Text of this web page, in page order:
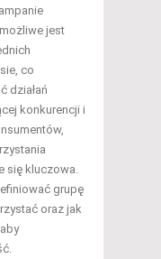
jest
co
działań
konkurencji i
się kluczowa.
grupę
oraz jak